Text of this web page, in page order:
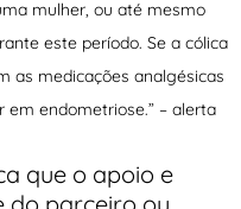
mulher, ou até mesmo
este período. Se a cólica
as medicações analgésicas
endometriose.” – alerta
que o apoio e